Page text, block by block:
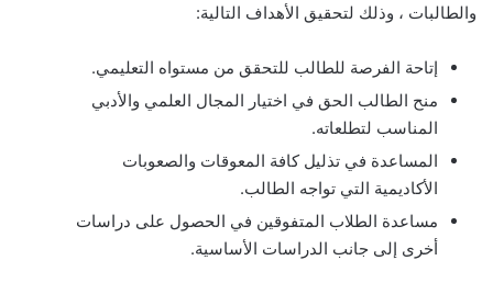
والطالبات ، وذلك لتحقيق الأهداف التالية:
إتاحة الفرصة للطالب للتحقق من مستواه التعليمي.
منح الطالب الحق في اختيار المجال العلمي والأدبي
المناسب لتطلعاته.
المساعدة في تذليل كافة المعوقات والصعوبات
الأكاديمية التي تواجه الطالب.
مساعدة الطلاب المتفوقين في الحصول على دراسات
أخرى إلى جانب الدراسات الأساسية.